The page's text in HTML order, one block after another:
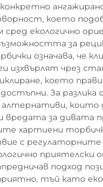
което
сред екологично
за
означава, че
изхвърлят чрез
което
За разлика
които
вредата за дивата
хартиени
с
приятелски
подход
тъй като